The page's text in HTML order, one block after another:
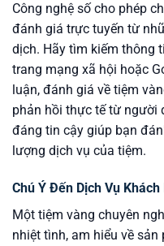
Công nghệ số cho phép
đánh giá trực tuyến từ
dịch. Hãy tìm kiếm thông
trang mạng xã hội hoặc
luận, đánh giá về tiệm
phản hồi thực tế từ người
đáng tin cậy giúp bạn
lượng dịch vụ của tiệm.
Chú Ý Đến Dịch Vụ
Một tiệm vàng chuyên
nhiệt tình, am hiểu về